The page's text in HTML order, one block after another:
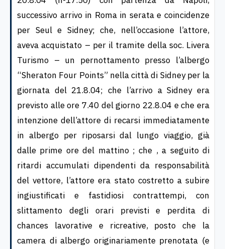
successivo arrivo in Roma in serata e coincidenze
per Seul e Sidney; che, nell’occasione l’attore,
aveva acquistato – per il tramite della soc. Livera
Turismo – un pernottamento presso l’albergo
“Sheraton Four Points” nella città di Sidney per la
giornata del 21.8.04; che l’arrivo a Sidney era
previsto alle ore 7.40 del giorno 22.8.04 e che era
intenzione dell’attore di recarsi immediatamente
in albergo per riposarsi dal lungo viaggio, già
dalle prime ore del mattino ; che , a seguito di
ritardi accumulati dipendenti da responsabilità
del vettore, l’attore era stato costretto a subire
ingiustificati e fastidiosi contrattempi, con
slittamento degli orari previsti e perdita di
chances lavorative e ricreative, posto che la
camera di albergo originariamente prenotata (e